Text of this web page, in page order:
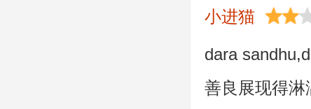
小进猫
dara
善良展现得淋